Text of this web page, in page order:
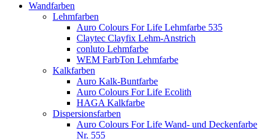
Wandfarben
Lehmfarben
Auro Colours For Life Lehmfarbe 535
Claytec Clayfix Lehm-Anstrich
conluto Lehmfarbe
WEM FarbTon Lehmfarbe
Kalkfarben
Auro Kalk-Buntfarbe
Auro Colours For Life Ecolith
HAGA Kalkfarbe
Dispersionsfarben
Auro Colours For Life Wand- und Deckenfarbe
Nr. 555